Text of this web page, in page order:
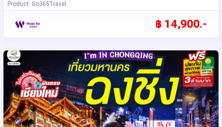
Product: Go365Travel
฿ 14,900.-